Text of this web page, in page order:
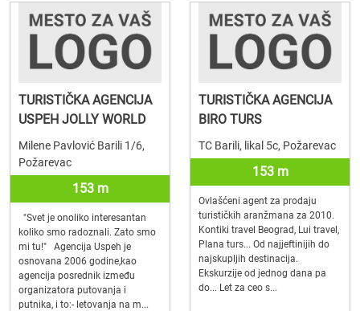
TURISTIČKA AGENCIJA
USPEH JOLLY WORLD
Milene Pavlović Barili 1/6,
Požarevac
153 m
"Svet je onoliko interesantan
koliko smo radoznali. Zato smo
mi tu!" Agencija Uspeh je
osnovana 2006 godine,kao
agencija posrednik između
organizatora putovanja i
putnika, i to:- letovanja na m...
TURISTIČKA AGENCIJA
BIRO TURS
TC Barili, likal 5c, Požarevac
153 m
Ovlašćeni agent za prodaju
turističkih aranžmana za 2010.
Kontiki travel Beograd, Lui travel,
Plana turs... Od najjeftinijih do
najskupljih destinacija.
Ekskurzije od jednog dana pa
do... Let za ceo s...